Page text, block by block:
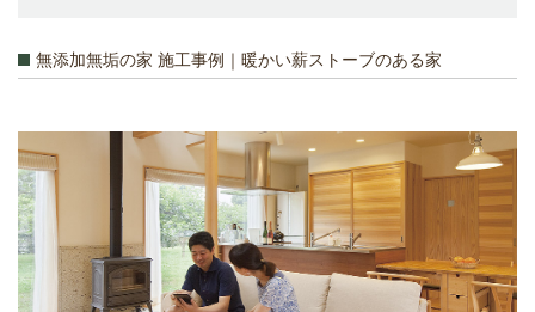
無添加無垢の家 施工事例｜暖かい薪ストーブのある家